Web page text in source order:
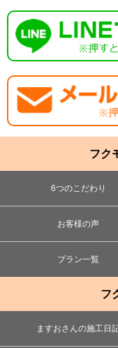
フク
6つのこだわり
お客様の声
プラン一覧
フ
ますおさんの施工日